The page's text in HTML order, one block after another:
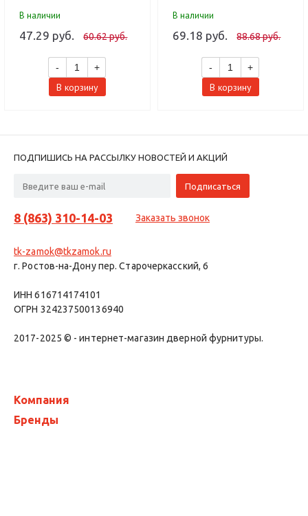
В наличии
47.29 руб. 60.62 руб.
- +
В корзину
В наличии
69.18 руб. 88.68 руб.
- +
В корзину
ПОДПИШИСЬ НА РАССЫЛКУ НОВОСТЕЙ И АКЦИЙ
8 (863) 310-14-03 Заказать звонок
tk-zamok@tkzamok.ru
г. Ростов-на-Дону пер. Старочеркасский, 6
ИНН 616714174101
ОГРН 324237500136940
2017-2025 © - интернет-магазин дверной фурнитуры.
Компания
Бренды